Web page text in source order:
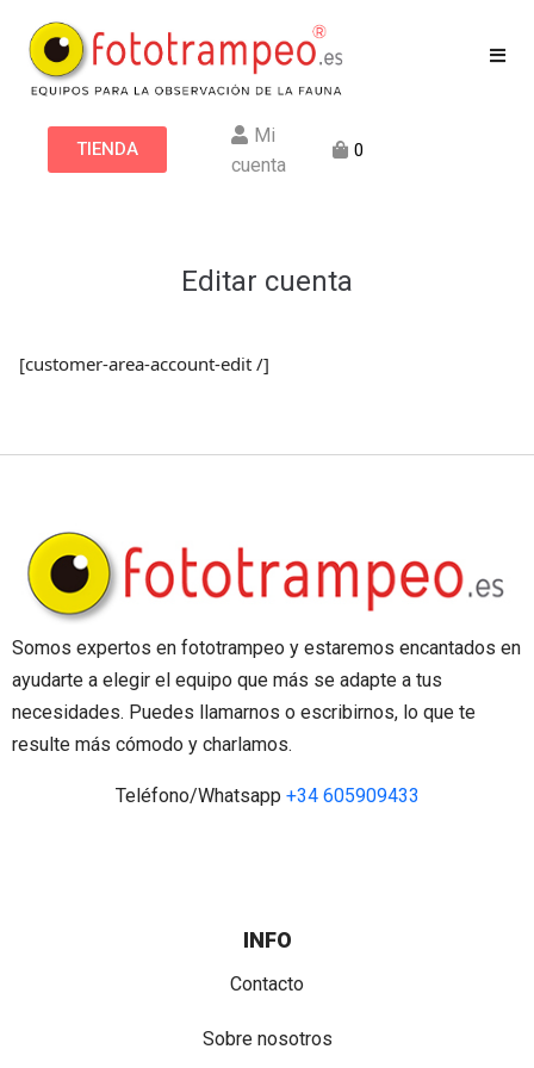
TIENDA
Mi
cuenta
0
Editar cuenta
[customer-area-account-edit /]
Somos expertos en fototrampeo y estaremos encantados en
ayudarte a elegir el equipo que más se adapte a tus
necesidades. Puedes llamarnos o escribirnos, lo que te
resulte más cómodo y charlamos.
Teléfono/Whatsapp +34 605909433
INFO
Contacto
Sobre nosotros